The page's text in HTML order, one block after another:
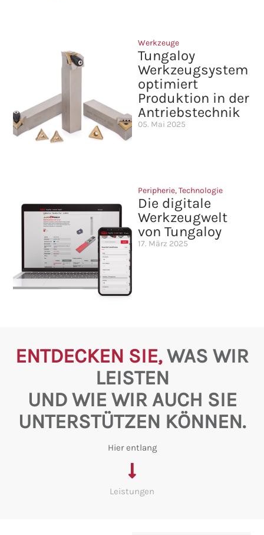
Werkzeuge
Tungaloy
Werkzeugsystem
optimiert
Produktion in der
Antriebstechnik
05. Mai 2025
Peripherie,Technologie
Die digitale
Werkzeugwelt
von Tungaloy
17. März 2025
ENTDECKEN SIE,WAS WIR
LEISTEN
UND WIE WIR AUCH SIE
UNTERSTÜTZEN KÖNNEN.
Hier entlang
Leistungen